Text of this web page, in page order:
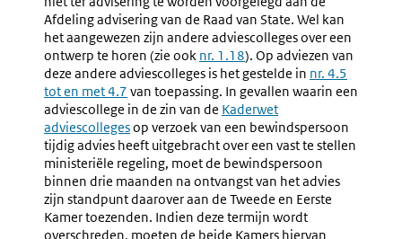
Overleg,
Behandeling
In
De
Ministerraad,
Notificatie
6.5-
6.8)
Afdeling advisering van de Raad van State. Wel kan
het aangewezen zijn andere adviescolleges over een
ontwerp te horen (zie ook nr. 1.18). Op adviezen van
deze andere adviescolleges is het gestelde in nr. 4.5
tot en met 4.7 van toepassing. In gevallen waarin een
adviescollege in de zin van de Externe
link:
Kaderwet
adviescollegesop verzoek van een bewindspersoon
tijdig advies heeft uitgebracht over een vast te stellen
ministeriële regeling, moet de bewindspersoon
binnen drie maanden na ontvangst van het advies
zijn standpunt daarover aan de Tweede en Eerste
Kamer toezenden. Indien deze termijn wordt
overschreden, moeten de beide Kamers hiervan